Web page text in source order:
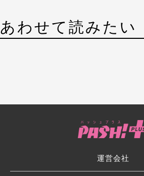
あわせて読みたい
運営会社